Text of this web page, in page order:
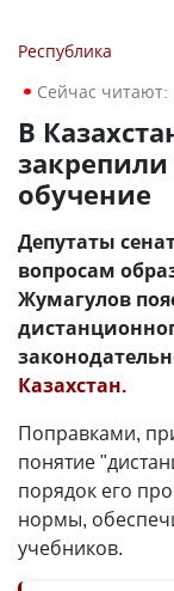
Республика
Сейчас читают:
В
обучение
Депутаты
вопросам
Жумагулов
Казахстан.
Поправками,
понятие
порядок его
нормы,
учебников.